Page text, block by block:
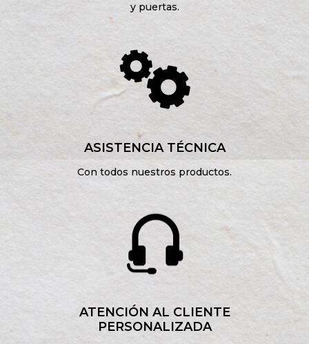
y puertas.
ASISTENCIA TÉCNICA
Con todos nuestros productos.
ATENCIÓN AL CLIENTE
PERSONALIZADA